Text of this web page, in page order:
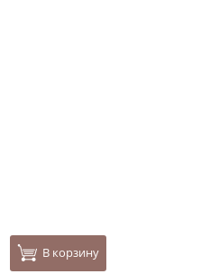
В корзину